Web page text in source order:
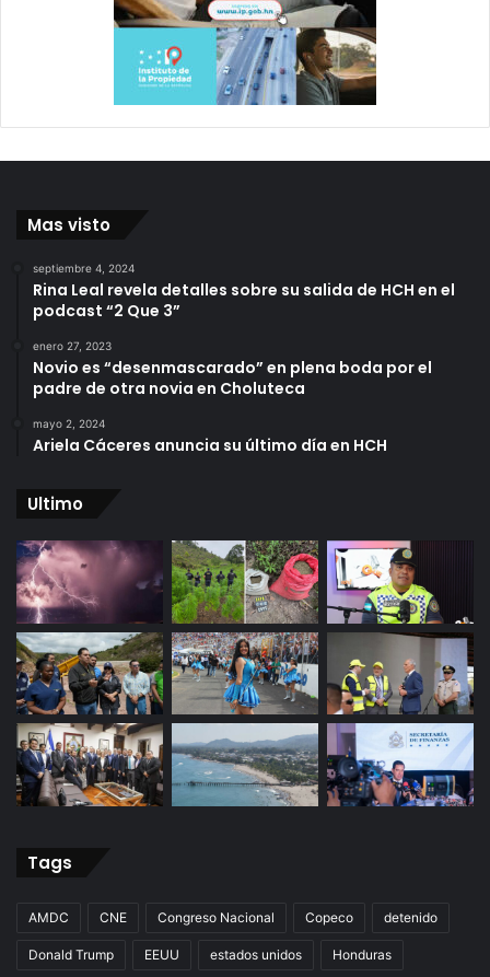
Mas visto
septiembre 4, 2024
Rina Leal revela detalles sobre su salida de HCH en el
podcast “2 Que 3”
enero 27, 2023
Novio es “desenmascarado” en plena boda por el
padre de otra novia en Choluteca
mayo 2, 2024
Ariela Cáceres anuncia su último día en HCH
Ultimo
Tags
AMDC CNE Congreso Nacional Copeco detenido
Donald Trump EEUU estados unidos Honduras